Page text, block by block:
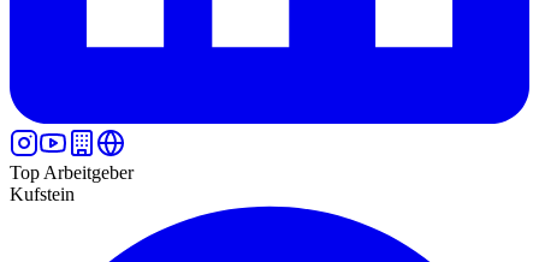
Top Arbeitgeber
Kufstein